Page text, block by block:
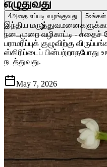
4அதை எப்படி வழங்குவது 5உங்கள்
எழுதுவது
இந்திய
நடைமுறை வழிகாட்டி -
பராமரிப்புக் குழுவிற்கு
ஸ்கிரிப்டைப் பின்பற்றாதபோது
நடத்துவது.
May 7, 2026